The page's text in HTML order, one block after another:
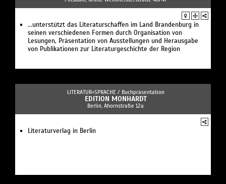
...unterstützt das Literaturschaffen im Land Brandenburg in
seinen verschiedenen Formen durch Organisation von
Lesungen, Präsentation von Ausstellungen und Herausgabe
von Publikationen zur Literaturgeschichte der Region
LITERATUR+SPRACHE / Buchpräsentation
EDITION MONHARDT
Berlin, Ahornstraße 12a
Literaturverlag in Berlin